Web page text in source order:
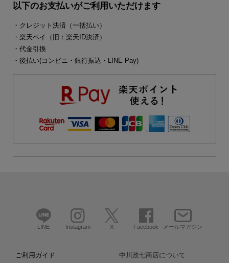
以下のお支払いがご利用いただけます
・クレジット決済（一括払い）
・楽天ペイ（旧：楽天ID決済）
・代金引換
・後払い(コンビニ・銀行振込・LINE Pay)
LINE Instagram X Facebook メールマガジン
ご利用ガイド 中川政七商店について